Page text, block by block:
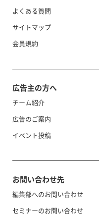
よくある質問
サイトマップ
会員規約
広告主の方へ
チーム紹介
広告のご案内
イベント投稿
お問い合わせ先
編集部へのお問い合わせ
セミナーのお問い合わせ